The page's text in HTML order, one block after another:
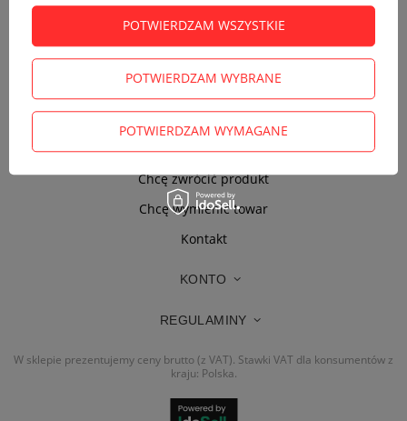
ZAMÓWIENIA
Status zamówienia
Śledzenie przesyłki
Chcę zareklamować produkt
Chcę zwrócić produkt
Chcę wymienić towar
Kontakt
KONTO
REGULAMINY
W sklepie prezentujemy ceny brutto (z VAT). Stawki VAT dla konsumentów z
kraju: Polska.
POTWIERDZAM WYBRANE
POTWIERDZAM WYMAGANE
POTWIERDZAM WSZYSTKIE